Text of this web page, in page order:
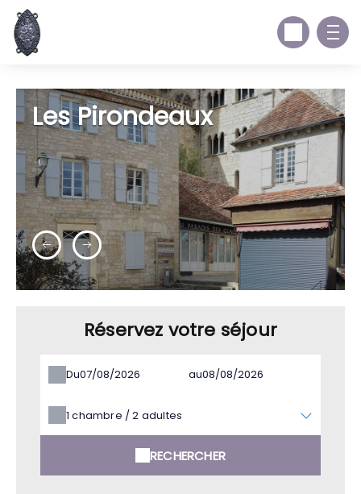
Les Pirondeaux
Réservez votre séjour
Du au
1chambre /2 adultes
RECHERCHER